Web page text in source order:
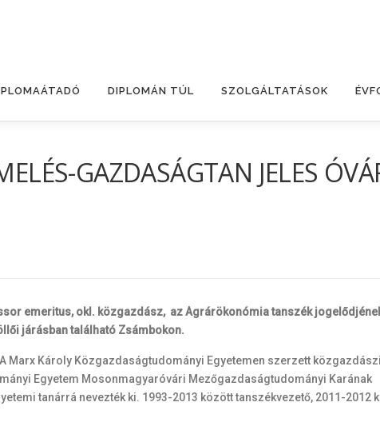
DIPLOMÁN TÚL SZOLGÁLTATÁSOK
GAZDASÁGTAN JELES
emeritus, okl. közgazdász, az Agrárökonómia tanszék
járásban található Zsámbokon.
Marx Károly Közgazdaságtudományi Egyetemen szerzett
Egyetem Mosonmagyaróvári Mezőgazdaságtudományi Karának
tanárrá nevezték ki. 1993-2013 között tanszékvezető, 2011-2012